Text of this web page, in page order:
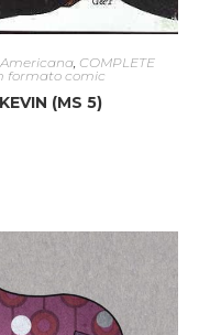
, COMPLETE
formato comic
(MS 5)